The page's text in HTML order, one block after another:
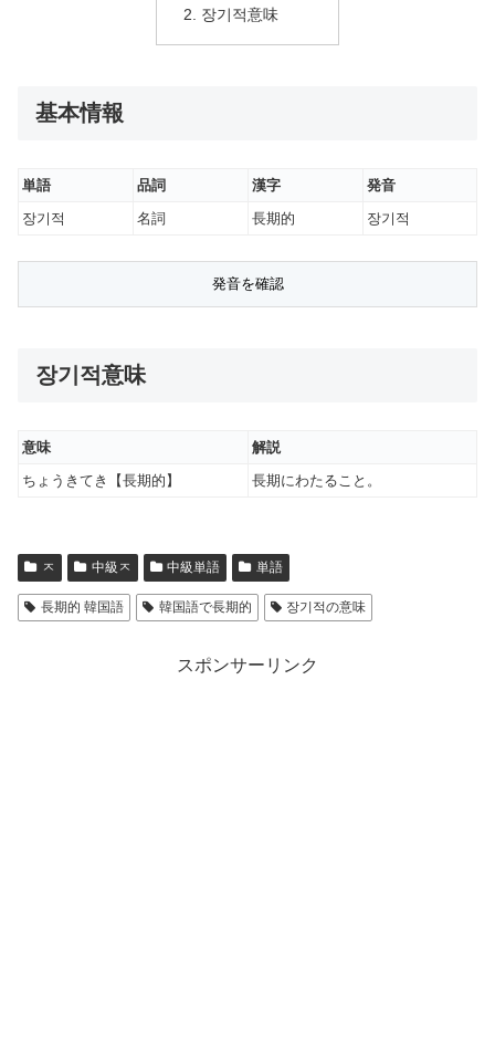
장기적意味
基本情報
単語 品詞 漢字
発音
장기적
名詞 長期的 장기적
장기적意味
意味
解説
ちょうきてき【長期的】
長期にわたること。
ㅈ 中級ㅈ 中級単語 単語
長期的 韓国語 韓国語で長期的 장기적の意味
スポンサーリンク